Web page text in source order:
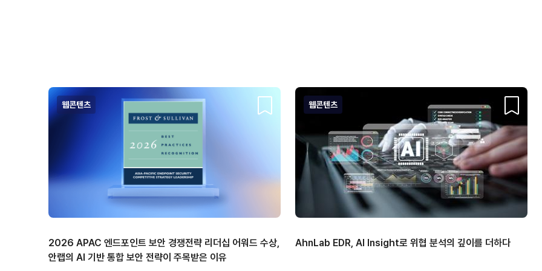
웹콘텐츠
2026 APAC 엔드포인트 보안 경쟁전략 리더십 어워드 수상,
안랩의 AI 기반 통합 보안 전략이 주목받은 이유
웹콘텐츠
AhnLab EDR, AI Insight로 위협 분석의 깊이를 더하다